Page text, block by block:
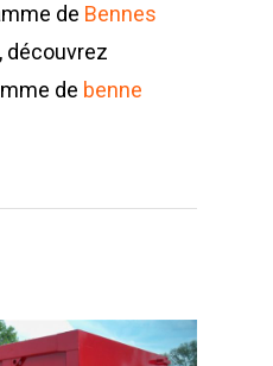
de Bennes
, découvrez
de benne